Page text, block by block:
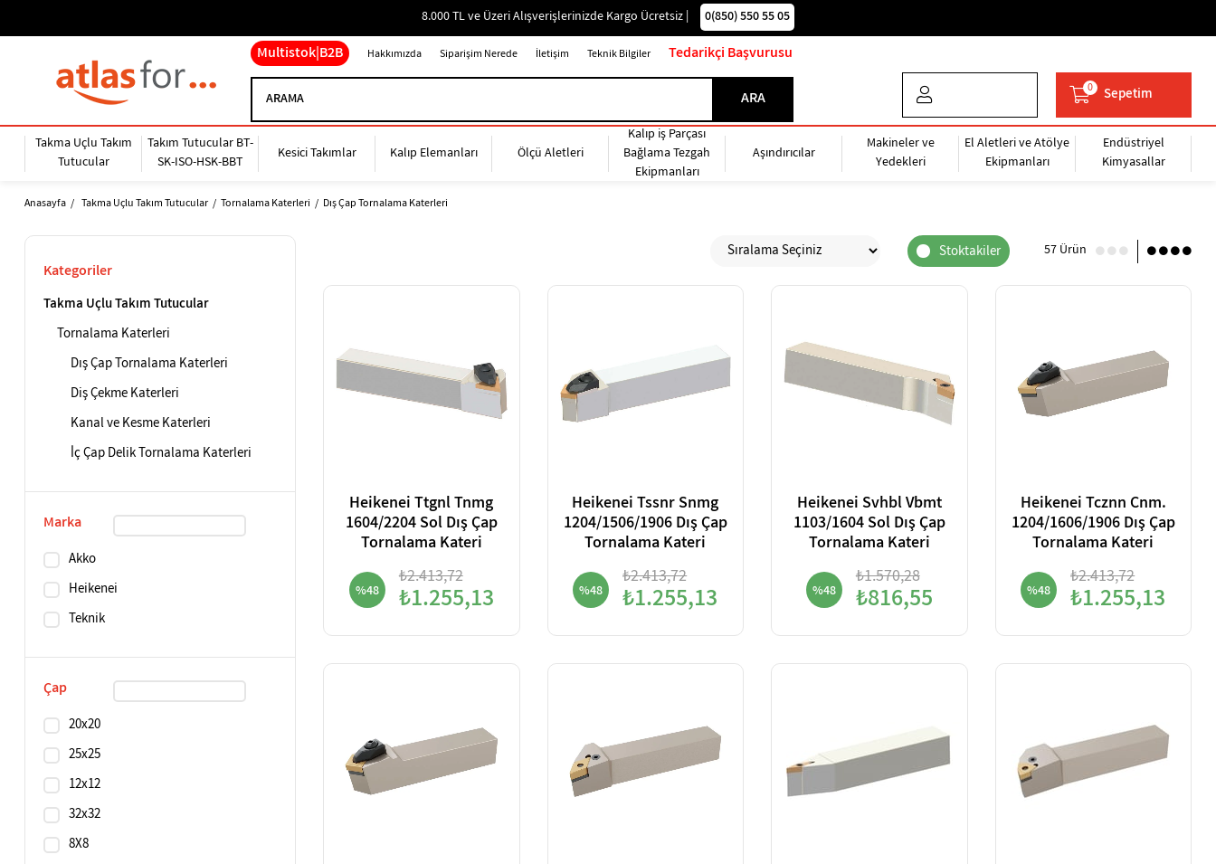
8.000 TL ve Üzeri Alışverişlerinizde Kargo Ücretsiz | 0(850) 550 55 05
Sepetim
0
Multistok|B2B Hakkımızda Siparişim Nerede İletişim Teknik Bilgiler Tedarikçi Başvurusu
Takma Uçlu Takım
Tutucular
Takım Tutucular BT-
SK-ISO-HSK-BBT
Kesici Takımlar Kalıp Elemanları Ölçü Aletleri
Kalıp iş Parçası
Bağlama Tezgah
Ekipmanları
Aşındırıcılar
Makineler ve
Yedekleri
El Aletleri ve Atölye
Ekipmanları
Endüstriyel
Kimyasallar
Anasayfa Takma Uçlu Takım Tutucular Tornalama Katerleri Dış Çap Tornalama Katerleri
Kategoriler
Takma Uçlu Takım Tutucular
Tornalama Katerleri
Dış Çap Tornalama Katerleri
Diş Çekme Katerleri
Kanal ve Kesme Katerleri
İç Çap Delik Tornalama Katerleri
Marka
Akko
Heikenei
Teknik
Çap
20x20
25x25
12x12
32x32
8X8
Stoktakiler 57 Ürün
Heikenei Ttgnl Tnmg
1604/2204 Sol Dış Çap
Tornalama Kateri
%48
₺2.413,72
₺1.255,13
Heikenei Tssnr Snmg
1204/1506/1906 Dış Çap
Tornalama Kateri
%48
₺2.413,72
₺1.255,13
Heikenei Svhbl Vbmt
1103/1604 Sol Dış Çap
Tornalama Kateri
%48
₺1.570,28
₺816,55
Heikenei Tcznn Cnm.
1204/1606/1906 Dış Çap
Tornalama Kateri
%48
₺2.413,72
₺1.255,13